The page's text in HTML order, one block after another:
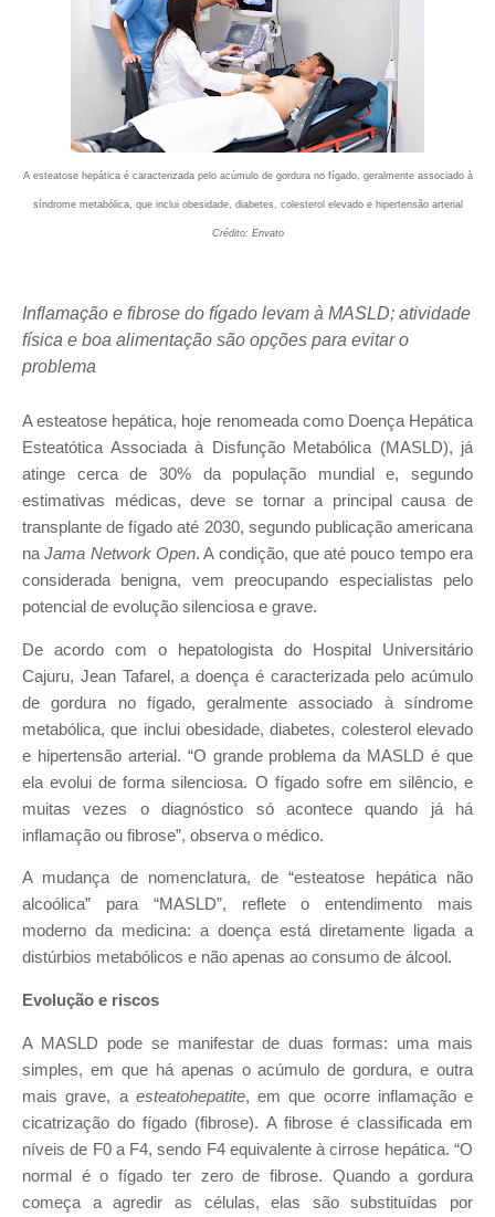
A esteatose hepática é caracterizada pelo acúmulo de gordura no fígado, geralmente associado à
síndrome metabólica, que inclui obesidade, diabetes, colesterol elevado e hipertensão arterial
Crédito: Envato
Inflamação e fibrose do fígado levam à MASLD; atividade
física e boa alimentação são opções para evitar o
problema
A esteatose hepática, hoje renomeada como Doença Hepática
Esteatótica Associada à Disfunção Metabólica (MASLD), já
atinge cerca de 30% da população mundial e, segundo
estimativas médicas, deve se tornar a principal causa de
transplante de fígado até 2030, segundo publicação americana
naJama Network Open. A condição, que até pouco tempo era
considerada benigna, vem preocupando especialistas pelo
potencial de evolução silenciosa e grave.
De acordo com o hepatologista do Hospital Universitário
Cajuru, Jean Tafarel, a doença é caracterizada pelo acúmulo
de gordura no fígado, geralmente associado à síndrome
metabólica, que inclui obesidade, diabetes, colesterol elevado
e hipertensão arterial. “O grande problema da MASLD é que
ela evolui de forma silenciosa. O fígado sofre em silêncio, e
muitas vezes o diagnóstico só acontece quando já há
inflamação ou fibrose”, observa o médico.
A mudança de nomenclatura, de “esteatose hepática não
alcoólica” para “MASLD”, reflete o entendimento mais
moderno da medicina: a doença está diretamente ligada a
distúrbios metabólicos e não apenas ao consumo de álcool.
Evolução e riscos
A MASLD pode se manifestar de duas formas: uma mais
simples, em que há apenas o acúmulo de gordura, e outra
mais grave, a esteatohepatite, em que ocorre inflamação e
cicatrização do fígado (fibrose). A fibrose é classificada em
níveis de F0 a F4, sendo F4 equivalente à cirrose hepática. “O
normal é o fígado ter zero de fibrose. Quando a gordura
começa a agredir as células, elas são substituídas por